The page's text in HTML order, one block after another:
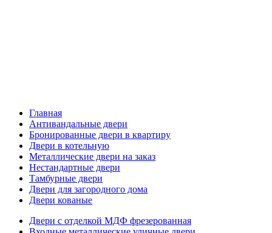
Главная
Антивандальные двери
Бронированные двери в квартиру
Двери в котельную
Металлические двери на заказ
Нестандартные двери
Тамбурные двери
Двери для загородного дома
Двери кованые
Двери с отделкой МДФ фрезерованная